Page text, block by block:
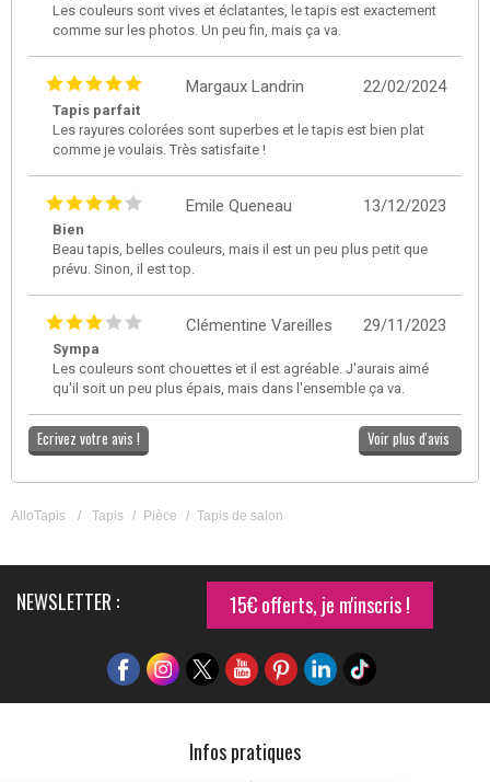
Les couleurs sont vives et éclatantes, le tapis est exactement
comme sur les photos. Un peu fin, mais ça va.
22/02/2024
Margaux Landrin
Tapis parfait
Les rayures colorées sont superbes et le tapis est bien plat
comme je voulais. Très satisfaite !
13/12/2023
Emile Queneau
Bien
Beau tapis, belles couleurs, mais il est un peu plus petit que
prévu. Sinon, il est top.
29/11/2023
Clémentine Vareilles
Sympa
Les couleurs sont chouettes et il est agréable. J'aurais aimé
qu'il soit un peu plus épais, mais dans l'ensemble ça va.
Ecrivez votre avis ! Voir plus d'avis
AlloTapis / Tapis / Pièce / Tapis de salon
NEWSLETTER : 15€ offerts, je m'inscris !
Infos pratiques